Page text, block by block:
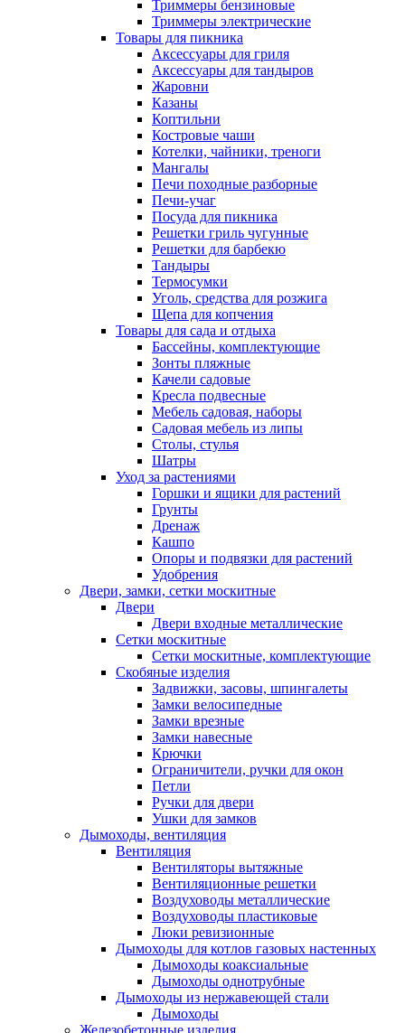
Триммеры бензиновые
Триммеры электрические
Товары для пикника
Аксессуары для гриля
Аксессуары для тандыров
Жаровни
Казаны
Коптильни
Костровые чаши
Котелки, чайники, треноги
Мангалы
Печи походные разборные
Печи-учаг
Посуда для пикника
Решетки гриль чугунные
Решетки для барбекю
Тандыры
Термосумки
Уголь, средства для розжига
Щепа для копчения
Товары для сада и отдыха
Бассейны, комплектующие
Зонты пляжные
Качели садовые
Кресла подвесные
Мебель садовая, наборы
Садовая мебель из липы
Столы, стулья
Шатры
Уход за растениями
Горшки и ящики для растений
Грунты
Дренаж
Кашпо
Опоры и подвязки для растений
Удобрения
Двери, замки, сетки москитные
Двери
Двери входные металлические
Сетки москитные
Сетки москитные, комплектующие
Скобяные изделия
Задвижки, засовы, шпингалеты
Замки велосипедные
Замки врезные
Замки навесные
Крючки
Ограничители, ручки для окон
Петли
Ручки для двери
Ушки для замков
Дымоходы, вентиляция
Вентиляция
Вентиляторы вытяжные
Вентиляционные решетки
Воздуховоды металлические
Воздуховоды пластиковые
Люки ревизионные
Дымоходы для котлов газовых настенных
Дымоходы коаксиальные
Дымоходы однотрубные
Дымоходы из нержавеющей стали
Дымоходы
Железобетонные изделия